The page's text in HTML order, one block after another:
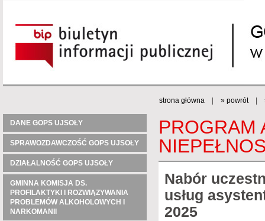
strona główna » powrót
DANE GOPS UJSOŁY
SPRAWOZDAWCZOŚĆ GOPS UJSOŁY
DZIAŁALNOŚĆ GOPS UJSOŁY
GMINNA KOMISJA DS.
PROFILAKTYKI I ROZWIĄZYWANIA
PROBLEMÓW ALKOHOLOWYCH I
NARKOMANII
PROGRAM
Nabór
usług
2025